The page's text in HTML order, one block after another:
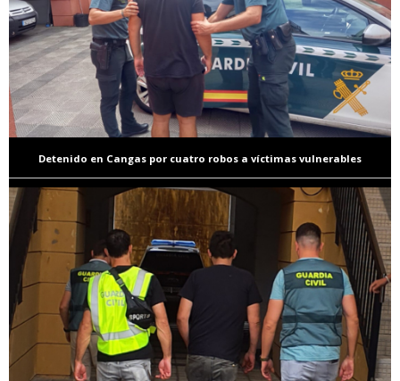
Detenido en Cangas por cuatro robos a víctimas vulnerables